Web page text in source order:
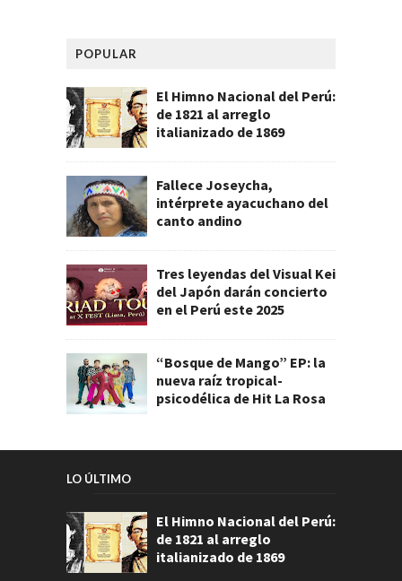
POPULAR
El Himno Nacional del Perú:
de 1821 al arreglo
italianizado de 1869
Fallece Joseycha,
intérprete ayacuchano del
canto andino
Tres leyendas del Visual Kei
del Japón darán concierto
en el Perú este 2025
“Bosque de Mango” EP: la
nueva raíz tropical-
psicodélica de Hit La Rosa
LO ÚLTIMO
El Himno Nacional del Perú:
de 1821 al arreglo
italianizado de 1869